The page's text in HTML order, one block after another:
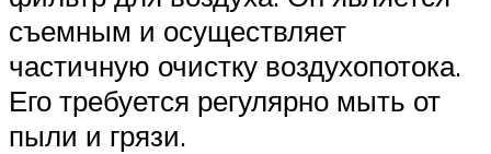
съемным и осуществляет
частичную очистку воздухопотока.
Его требуется регулярно мыть от
пыли и грязи.